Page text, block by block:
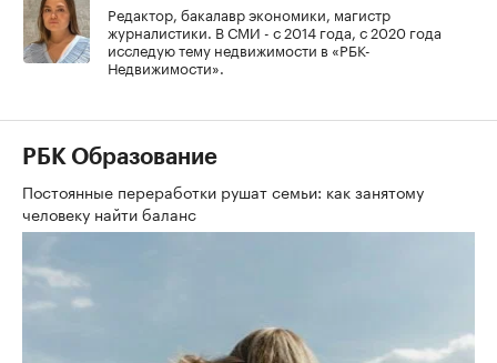
Редактор, бакалавр экономики, магистр
журналистики. В СМИ - с 2014 года, с 2020 года
исследую тему недвижимости в «РБК-
Недвижимости».
РБК Образование
Постоянные переработки рушат семьи: как занятому
человеку найти баланс